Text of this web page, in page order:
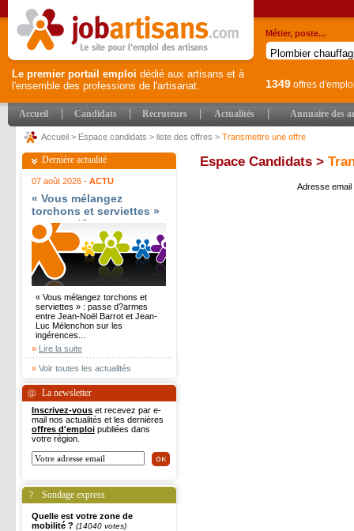
Le premier portail emploi dédié aux artisans et à
l'ensemble des professions de l'artisanat.
Métier, poste...
1349 offres
Accueil Candidats Recruteurs Actualités Annuaire des
Accueil > Espace candidats > liste des offres > Transmettre une offre
Dernière actualité
07 août 2026 - ACTU
« Vous mélangez
torchons et serviettes »
: passe d?armes entre
Jean-Noël Barrot et
Jean-Luc Mélenchon sur
les ingérences
étrangères - Le Parisien
« Vous mélangez torchons et
serviettes » : passe d?armes
entre Jean-Noël Barrot et Jean-
Luc Mélenchon sur les
ingérences...
» Lire la suite
» Voir toutes les actualités
La newsletter
Inscrivez-vous et recevez par e-
mail nos actualités et les dernières
offres d'emploi publiées dans
votre région.
Sondage express
Quelle est votre zone de
mobilité ? (14040 votes)
Espace Candidats >
Adresse